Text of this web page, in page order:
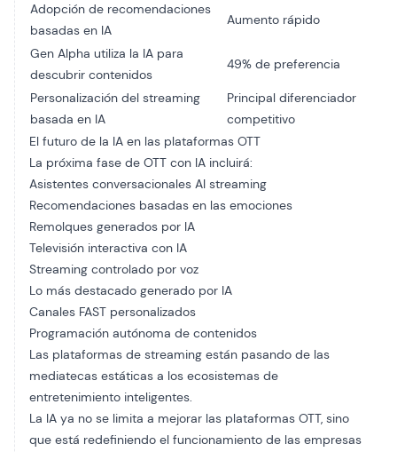
Adopción de recomendaciones
basadas en IA
Aumento rápido
Gen Alpha utiliza la IA para
descubrir contenidos
49% de preferencia
Personalización del streaming
basada en IA
Principal diferenciador
competitivo
El futuro de la IA en las plataformas OTT
La próxima fase de OTT con IA incluirá:
Asistentes conversacionales AI streaming
Recomendaciones basadas en las emociones
Remolques generados por IA
Televisión interactiva con IA
Streaming controlado por voz
Lo más destacado generado por IA
Canales FAST personalizados
Programación autónoma de contenidos
Las plataformas de streaming están pasando de las
mediatecas estáticas a los ecosistemas de
entretenimiento inteligentes.
La IA ya no se limita a mejorar las plataformas OTT, sino
que está redefiniendo el funcionamiento de las empresas